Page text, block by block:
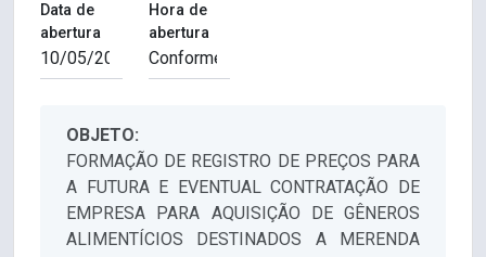
Data de
abertura
Hora de
abertura
OBJETO:
FORMAÇÃO DE REGISTRO DE PREÇOS PARA
A FUTURA E EVENTUAL CONTRATAÇÃO DE
EMPRESA PARA AQUISIÇÃO DE GÊNEROS
ALIMENTÍCIOS DESTINADOS A MERENDA